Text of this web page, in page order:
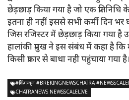
छेड़छाड़ किया गया है जो एक प्रतिनिधि
इतना ही नहीं इससे सभी कर्मी दिन
जिस रजिस्टर में छेड़छाड़ किया गया है
हालांकी प्रमुख ने इस संबंध में कहा है कि
किसी प्रकार से बाधा नही पहुंचाया गया है।
#ब्रेकिंगन्यूज #BREKINGNEWSCHATRA
CHATRANEWS NEWSSCALELIVE